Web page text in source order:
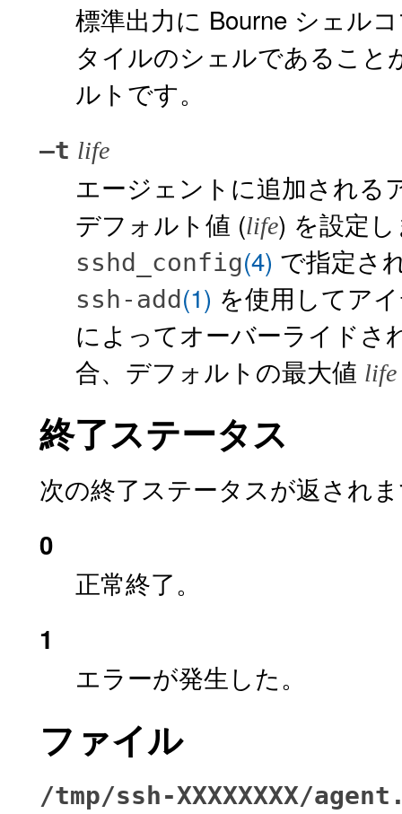
標準出力に Bourne シェル
タイルのシェルであること
ルトです。
–t life
エージェントに追加される
デフォルト値 (life) を設定
sshd_config(4) で指定さ
ssh-add(1) を使用してア
によってオーバーライドさ
合、デフォルトの最大値 life
終了ステータス
次の終了ステータスが返され
0
正常終了。
1
エラーが発生した。
ファイル
/tmp/ssh-XXXXXXXX/